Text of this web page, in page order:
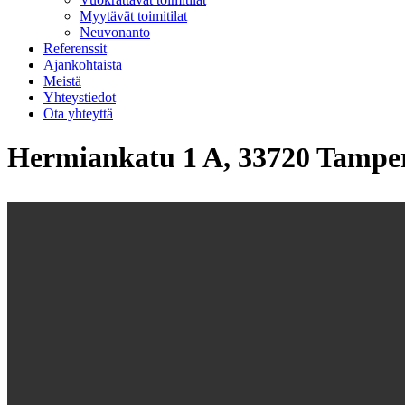
Myytävät toimitilat
Neuvonanto
Referenssit
Ajankohtaista
Meistä
Yhteystiedot
Ota yhteyttä
Hermiankatu 1 A, 33720